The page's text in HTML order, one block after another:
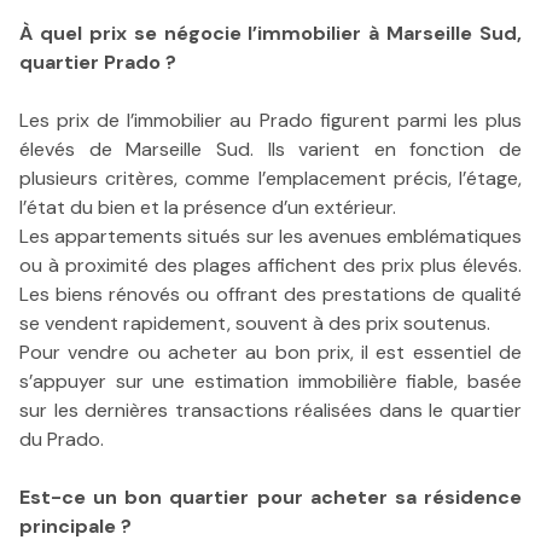
À quel prix se négocie l’immobilier à Marseille Sud,
quartier Prado ?
Les prix de l’immobilier au Prado figurent parmi les plus
élevés de Marseille Sud. Ils varient en fonction de
plusieurs critères, comme l’emplacement précis, l’étage,
l’état du bien et la présence d’un extérieur.
Les appartements situés sur les avenues emblématiques
ou à proximité des plages affichent des prix plus élevés.
Les biens rénovés ou offrant des prestations de qualité
se vendent rapidement, souvent à des prix soutenus.
Pour vendre ou acheter au bon prix, il est essentiel de
s’appuyer sur une estimation immobilière fiable, basée
sur les dernières transactions réalisées dans le quartier
du Prado.
Est-ce un bon quartier pour acheter sa résidence
principale ?